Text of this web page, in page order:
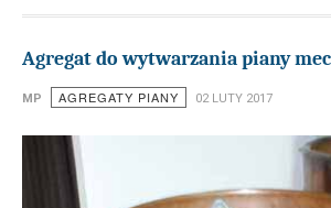
Agregat do wytwarzania piany
MP AGREGATY PIANY 02 LUTY 2017